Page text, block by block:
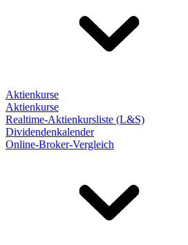
Aktienkurse
Aktienkurse
Realtime-Aktienkursliste (L&S)
Dividendenkalender
Online-Broker-Vergleich